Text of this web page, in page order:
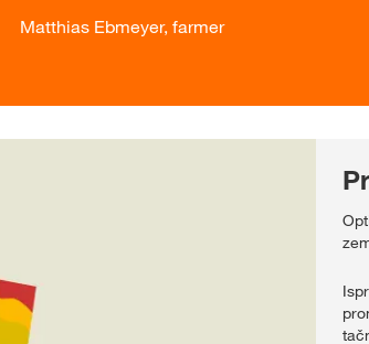
Matthias Ebmeyer, farmer